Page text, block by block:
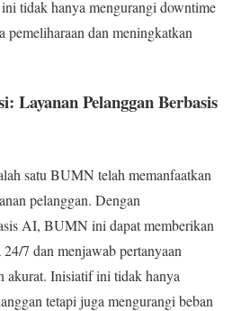
tidak hanya mengurangi downtime
pemeliharaan dan meningkatkan
Layanan Pelanggan Berbasis
satu BUMN telah memanfaatkan
pelanggan. Dengan
AI, BUMN ini dapat memberikan
7 dan menjawab pertanyaan
akurat. Inisiatif ini tidak hanya
tetapi juga mengurangi beban